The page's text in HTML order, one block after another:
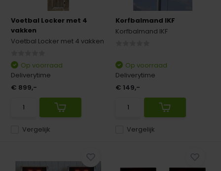
Voetbal Locker met 4
vakken
Voetbal Locker met 4 vakken
Vergelijk
Op voorraad
Deliverytime
€ 899,-
Korfbalmand IKF
Korfbalmand IKF
Vergelijk
Op voorraad
Deliverytime
€ 149,-